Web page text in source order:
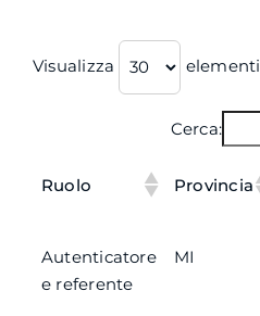
Visualizza elementi
Cerca:
Ruolo Provincia
Autenticatore
e referente
MI